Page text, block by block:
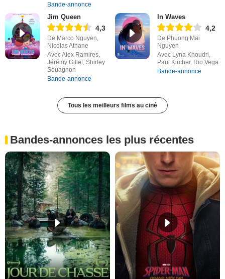
Bande-annonce
Jim Queen
4,3
De Marco Nguyen,
Nicolas Athane
Avec Alex Ramires,
Jérémy Gillet, Shirley
Souagnon
Bande-annonce
In Waves
4,2
De Phuong Mai
Nguyen
Avec Lyna Khoudri,
Paul Kircher, Rio Vega
Bande-annonce
Tous les meilleurs films au ciné
Bandes-annonces les plus récentes